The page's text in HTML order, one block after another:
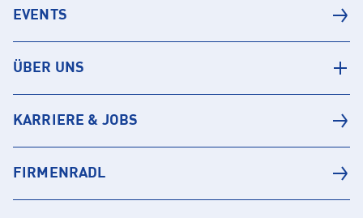
EVENTS
ÜBER UNS
KARRIERE & JOBS
FIRMENRADL